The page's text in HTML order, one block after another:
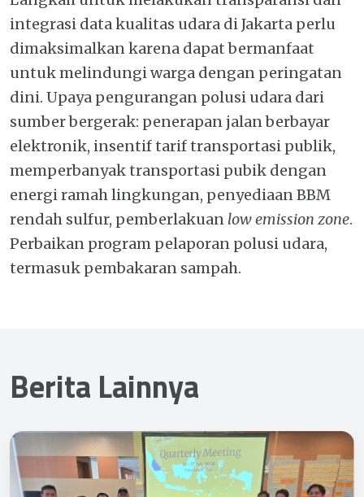
integrasi data kualitas udara di Jakarta perlu
dimaksimalkan karena dapat bermanfaat
untuk melindungi warga dengan peringatan
dini. Upaya pengurangan polusi udara dari
sumber bergerak: penerapan jalan berbayar
elektronik, insentif tarif transportasi publik,
memperbanyak transportasi pubik dengan
energi ramah lingkungan, penyediaan BBM
rendah sulfur, pemberlakuan low emission zone.
Perbaikan program pelaporan polusi udara,
termasuk pembakaran sampah.
Berita Lainnya